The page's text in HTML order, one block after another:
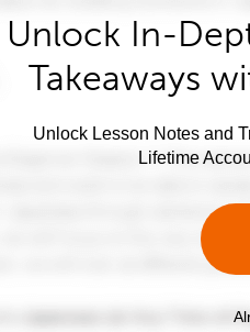
Unlock In-
Takeaways
Unlock Lesson Notes and
Lifetime